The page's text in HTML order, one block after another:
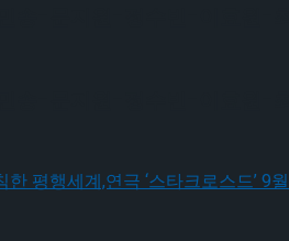
송-문지원-정수빈-이효원-최
송-문지원-정수빈-이효원-